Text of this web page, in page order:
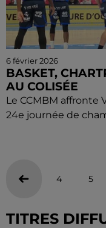
6 février 2026
BASKET,
AU COLISÉE
Le CCMBM affronte
24e journée de
4 5
TITRES